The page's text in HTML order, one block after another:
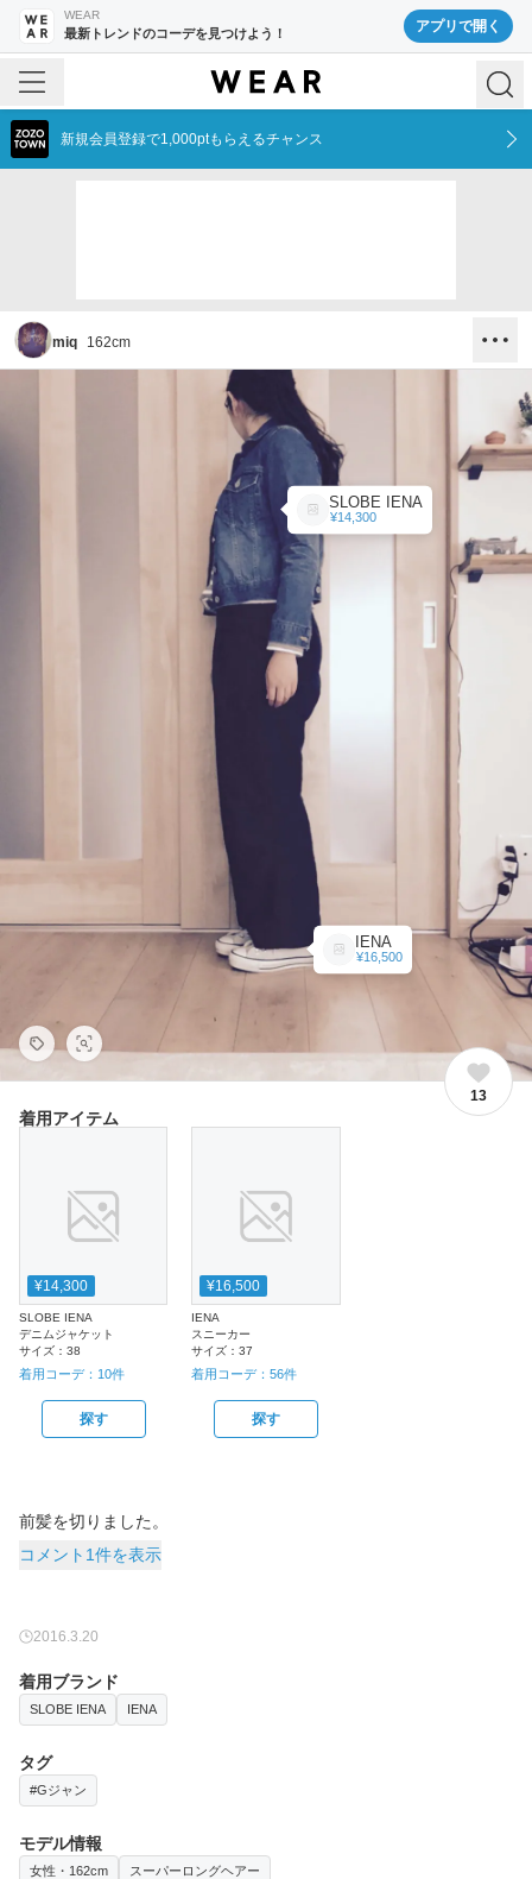
WEAR
最新トレンドのコーデを見つけよう！ アプリで開く
新規会員登録で1,000ptもらえるチャンス
miq 162cm
SLOBE IENA
¥14,300
IENA
¥16,500
13
着用アイテム
¥14,300
SLOBE IENA
デニムジャケット
サイズ： 38
着用コーデ： 10件
探す
¥16,500
IENA
スニーカー
サイズ：37
着用コーデ：56件
探す
前髪を切りました。
コメント1件を表示
2016.3.20
着用ブランド
SLOBE IENA IENA
タグ
#Gジャン
モデル情報
女性・162cm スーパーロングヘアー